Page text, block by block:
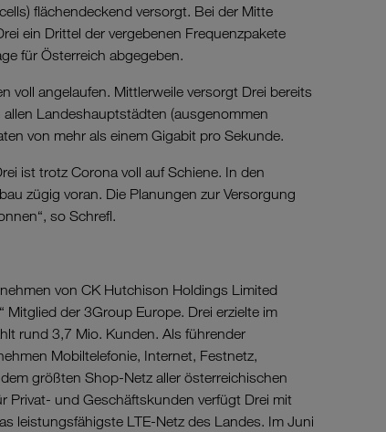
flächendeckend versorgt. Bei der Mitte
ein Drittel der vergebenen Frequenzpakete
für Österreich abgegeben.
voll angelaufen. Mittlerweile versorgt Drei bereits
Landeshauptstädten (ausgenommen
von mehr als einem Gigabit pro Sekunde.
ist trotz Corona voll auf Schiene. In den
zügig voran. Die Planungen zur Versorgung
so Schrefl.
von CK Hutchison Holdings Limited
Mitglied der 3Group Europe. Drei erzielte im
rund 3,7 Mio. Kunden. Als führender
Mobiltelefonie, Internet, Festnetz,
größten Shop-Netz aller österreichischen
Privat- und Geschäftskunden verfügt Drei mit
leistungsfähigste LTE-Netz des Landes. Im Juni